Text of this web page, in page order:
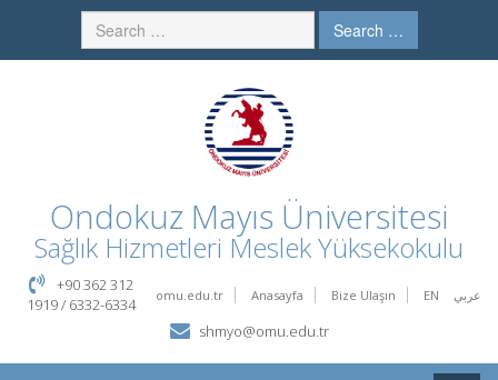
Search …
Ondokuz Mayıs Üniversitesi
Sağlık Hizmetleri Meslek Yüksekokulu
omu.edu.tr Anasayfa Bize Ulaşın EN عربي
+90 362 312
1919 / 6332-6334
shmyo@omu.edu.tr